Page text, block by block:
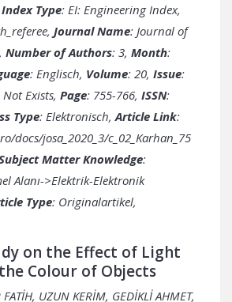
Index Type: EI: Engineering Index,
Journal Name: Journal of
Number of Authors: 3, Month:
: Englisch, Volume: 20, Issue:
Not Exists, Page: 755-766, ISSN:
Type: Elektronisch, Article Link:
docs/josa_2020_3/c_02_Karhan_75
Matter Knowledge:
Alanı->Elektrik-Elektronik
Type: Originalartikel,
on the Effect of Light
Colour of Objects
FATİH, UZUN KERİM, GEDİKLİ AHMET,